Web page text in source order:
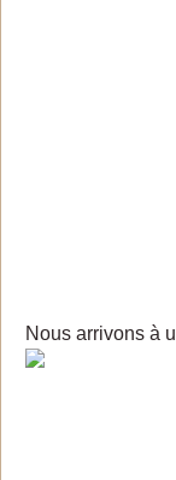
Nous arrivons à